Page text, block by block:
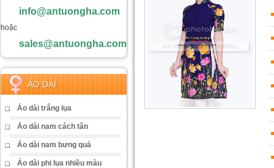
info@antuongha.com
hoặc
sales@antuongha.com
ÁO DÀI
Áo dài trắng lụa
Áo dài nam cách tân
Áo dài nam bưng quả
Áo dài phi lụa nhiều màu